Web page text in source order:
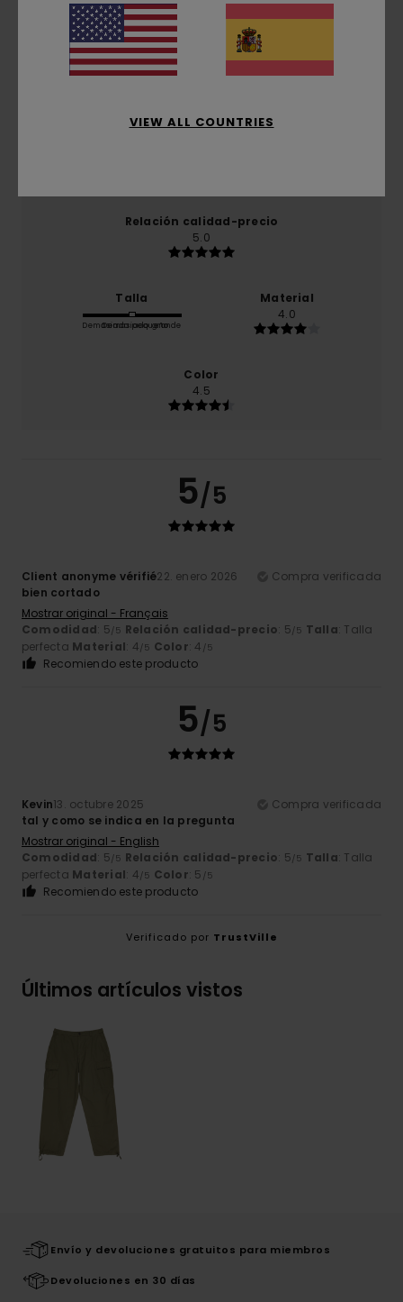
basado en2 reseñas verificadasdesde octubre
Relación calidad-precio
5.0
Talla
Demasiado pequeño
Demasiado grande
Material
4.0
Color
4.5
5/5
Client anonyme vérifié22. enero 2026
Compra verificada
bien cortado
Mostrar original - Français
Comodidad: 5/5 Relación calidad-precio: 5/5 Talla: Talla
perfecta Material: 4/5 Color: 4 /5
Recomiendo este producto
5/5
Kevin13. octubre 2025
Compra verificada
tal y como se indica en la pregunta
Mostrar original - English
Comodidad: 5/5 Relación calidad-precio: 5/5 Talla: Talla
perfecta Material: 4/5 Color: 5 /5
Recomiendo este producto
Verificado por TrustVille
Últimos artículos vistos
Envío y devoluciones gratuitos para miembros
Devoluciones en 30 días
VIEW ALL COUNTRIES